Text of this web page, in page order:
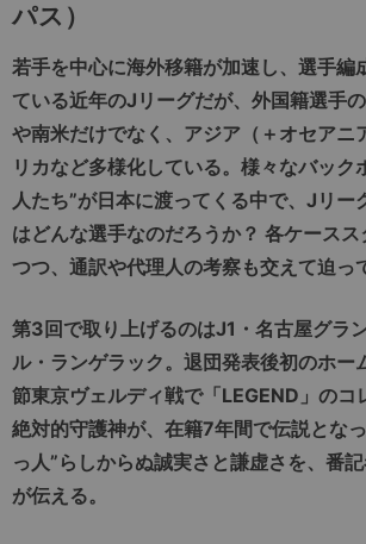
パス）
若手を中心に海外移籍が加速し、選手編
ている近年のJリーグだが、外国籍選手
や南米だけでなく、アジア（＋オセアニ
リカなど多様化している。様々なバック
人たち”が日本に渡ってくる中で、Jリー
はどんな選手なのだろうか？ 各ケース
つつ、通訳や代理人の考察も交えて迫っ
第3回で取り上げるのはJ1・名古屋グラ
ル・ランゲラック。退団発表後初のホー
節東京ヴェルディ戦で「LEGEND」のコ
絶対的守護神が、在籍7年間で伝説とな
っ人”らしからぬ誠実さと謙虚さを、番
が伝える。